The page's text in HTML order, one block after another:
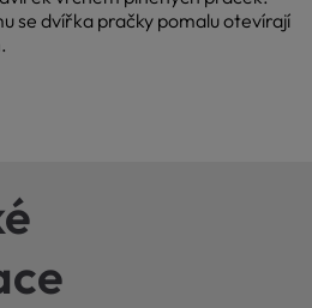
se dvířka pračky pomalu otevírají